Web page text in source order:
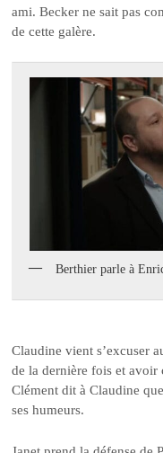
ami. Becker ne sait pas
de cette galère.
Berthier parle à
Claudine vient s’excuser
de la dernière fois et avoir
Clément dit à Claudine
ses humeurs.